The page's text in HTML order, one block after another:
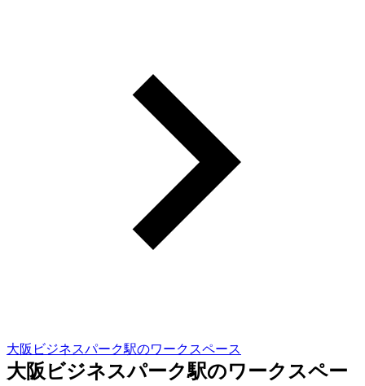
大阪ビジネスパーク駅のワークスペース
大阪ビジネスパーク駅のワークスペー